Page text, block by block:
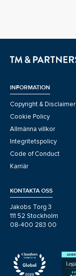
INFORMATION
Copyright & Disclaimer
Cookie Policy
Allmänna villkor
Integritetspolicy
Code of Conduct
Karriär
KONTAKTA OSS
Jakobs Torg 3
111 52 Stockholm
08-400 283 00